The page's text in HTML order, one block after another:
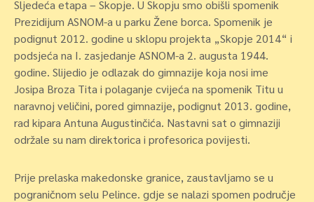
Sljedeća etapa – Skopje. U Skopju smo obišli spomenik
Prezidijum ASNOM-a u parku Žene borca. Spomenik je
podignut 2012. godine u sklopu projekta „Skopje 2014“ i
podsjeća na I. zasjedanje ASNOM-a 2. augusta 1944.
godine. Slijedio je odlazak do gimnazije koja nosi ime
Josipa Broza Tita i polaganje cvijeća na spomenik Titu u
naravnoj veličini, pored gimnazije, podignut 2013. godine,
rad kipara Antuna Augustinčića. Nastavni sat o gimnaziji
održale su nam direktorica i profesorica povijesti.
Prije prelaska makedonske granice, zaustavljamo se u
pograničnom selu Pelince. gdje se nalazi spomen područje